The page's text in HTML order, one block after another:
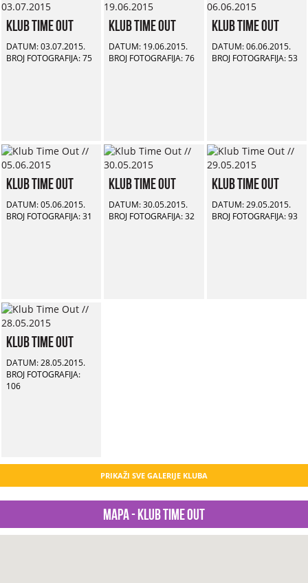
Klub Time Out
DATUM: 03.07.2015.
BROJ FOTOGRAFIJA: 75
Klub Time Out
DATUM: 19.06.2015.
BROJ FOTOGRAFIJA: 76
Klub Time Out
DATUM: 06.06.2015.
BROJ FOTOGRAFIJA: 53
Klub Time Out
DATUM: 05.06.2015.
BROJ FOTOGRAFIJA: 31
Klub Time Out
DATUM: 30.05.2015.
BROJ FOTOGRAFIJA: 32
Klub Time Out
DATUM: 29.05.2015.
BROJ FOTOGRAFIJA: 93
Klub Time Out
DATUM: 28.05.2015.
BROJ FOTOGRAFIJA:
106
PRIKAŽI SVE GALERIJE KLUBA
Mapa - Klub Time Out